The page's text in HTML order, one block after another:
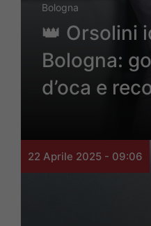
Bologna
👑 Orsolini
Bologna:
d’oca e
22 Aprile 2025 - 09:06